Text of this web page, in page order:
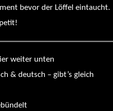
bevor der Löffel eintaucht.
weiter unten
& deutsch – gibt’s gleich